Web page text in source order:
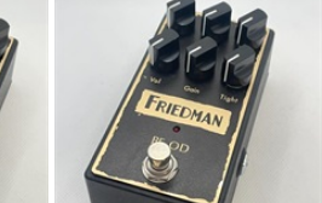
パーカッション
電子ピアノ